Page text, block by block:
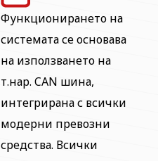
Функционирането на
системата се основава
на използването на
т.нар. CAN шина,
интегрирана с всички
модерни превозни
средства. Всички